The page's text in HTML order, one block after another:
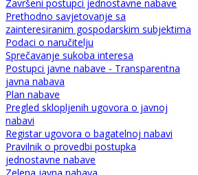
Završeni postupci jednostavne nabave
Prethodno savjetovanje sa
zainteresiranim gospodarskim subjektima
Podaci o naručitelju
Sprečavanje sukoba interesa
Postupci javne nabave - Transparentna
javna nabava
Plan nabave
Pregled sklopljenih ugovora o javnoj
nabavi
Registar ugovora o bagatelnoj nabavi
Pravilnik o provedbi postupka
jednostavne nabave